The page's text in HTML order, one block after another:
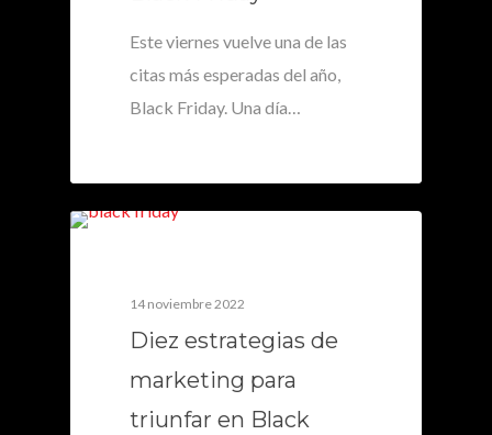
Este viernes vuelve una de las
citas más esperadas del año,
Black Friday. Una día…
14 noviembre 2022
Diez estrategias de
marketing para
triunfar en Black